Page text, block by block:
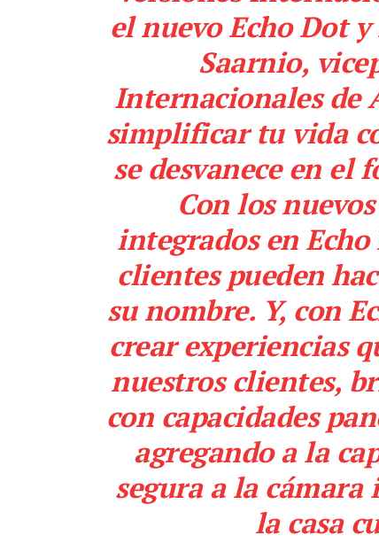
el nuevo Echo Dot
Saarnio,
Internacionales de
simplificar tu vida
se desvanece en el
Con los
integrados en
clientes pueden
su nombre. Y, con
crear experiencias
nuestros clientes,
con capacidades
agregando a la
segura a la
la casa